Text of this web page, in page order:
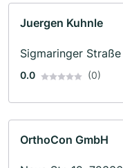
Juergen Kuhnle
Sigmaringer
0.0 (0)
OrthoCon GmbH